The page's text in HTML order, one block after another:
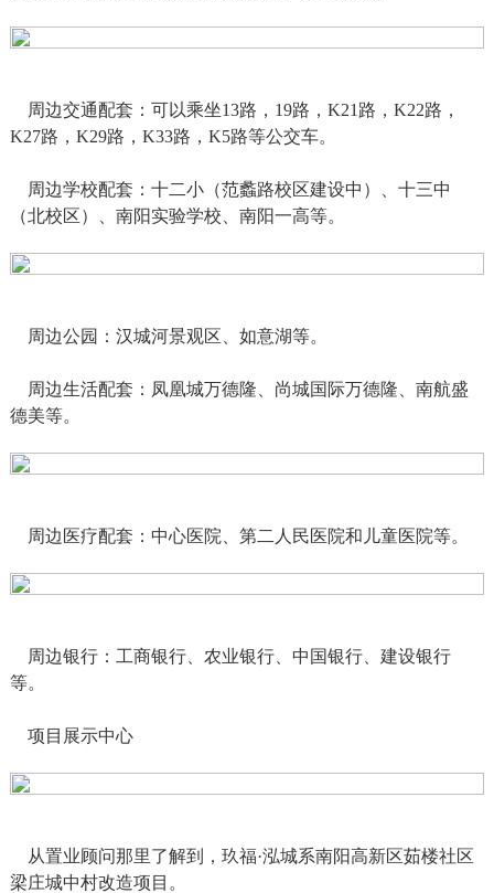
周边交通配套：可以乘坐13路，19路，K21路，K22路，
K27路，K29路，K33路，K5路等公交车。
周边学校配套：十二小（范蠡路校区建设中）、十三中
（北校区）、南阳实验学校、南阳一高等。
周边公园：汉城河景观区、如意湖等。
周边生活配套：凤凰城万德隆、尚城国际万德隆、南航盛
德美等。
周边医疗配套：中心医院、第二人民医院和儿童医院等。
周边银行：工商银行、农业银行、中国银行、建设银行
等。
项目展示中心
从置业顾问那里了解到，玖福·泓城系南阳高新区茹楼社区
梁庄城中村改造项目。